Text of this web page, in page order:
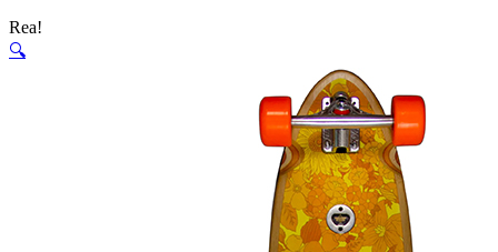
Rea!
🔍